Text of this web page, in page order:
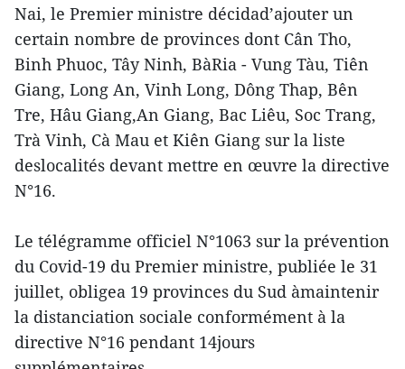
Nai, le Premier ministre décidad’ajouter un
certain nombre de provinces dont Cân Tho,
Binh Phuoc, Tây Ninh, BàRia - Vung Tàu, Tiên
Giang, Long An, Vinh Long, Dông Thap, Bên
Tre, Hâu Giang,An Giang, Bac Liêu, Soc Trang,
Trà Vinh, Cà Mau et Kiên Giang sur la liste
deslocalités devant mettre en œuvre la directive
N°16.
Le télégramme officiel N°1063 sur la prévention
du Covid-19 du Premier ministre, publiée le 31
juillet, obligea 19 provinces du Sud àmaintenir
la distanciation sociale conformément à la
directive N°16 pendant 14jours